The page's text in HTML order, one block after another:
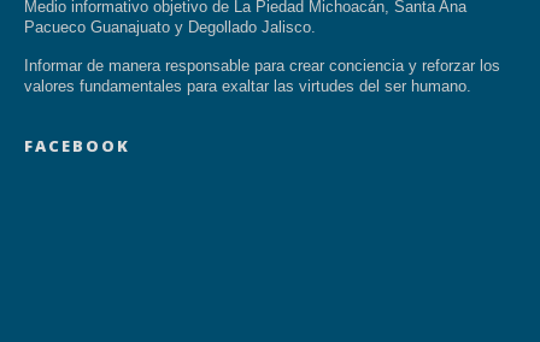
Medio informativo objetivo de La Piedad Michoacán, Santa Ana
Pacueco Guanajuato y Degollado Jalisco.
Informar de manera responsable para crear conciencia y reforzar los
valores fundamentales para exaltar las virtudes del ser humano.
FACEBOOK